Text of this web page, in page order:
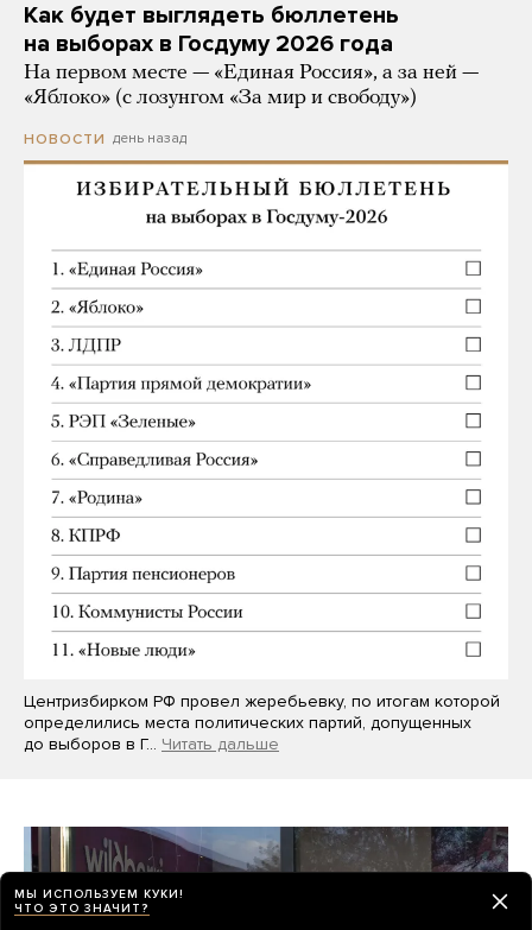
Как будет выглядеть бюллетень
на выборах в Госдуму 2026 года
На первом месте — «Единая Россия», а за ней —
«Яблоко» (с лозунгом «За мир и свободу»)
НОВОСТИ день назад
Центризбирком РФ провел жеребьевку, по итогам которой
определились места политических партий, допущенных
до выборов в Г… Читать дальше
МЫ ИСПОЛЬЗУЕМ КУКИ!
ЧТО ЭТО ЗНАЧИТ?